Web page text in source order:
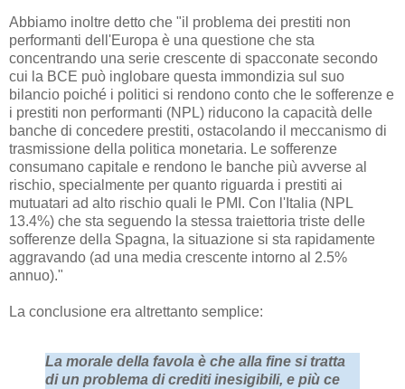
Abbiamo inoltre detto che "il problema dei prestiti non
performanti dell'Europa è una questione che sta
concentrando una serie crescente di spacconate secondo
cui la BCE può inglobare questa immondizia sul suo
bilancio poiché i politici si rendono conto che le sofferenze e
i prestiti non performanti (NPL) riducono la capacità delle
banche di concedere prestiti, ostacolando il meccanismo di
trasmissione della politica monetaria. Le sofferenze
consumano capitale e rendono le banche più avverse al
rischio, specialmente per quanto riguarda i prestiti ai
mutuatari ad alto rischio quali le PMI. Con l'Italia (NPL
13.4%) che sta seguendo la stessa traiettoria triste delle
sofferenze della Spagna, la situazione si sta rapidamente
aggravando (ad una media crescente intorno al 2.5%
annuo)."
La conclusione era altrettanto semplice:
La morale della favola è che alla fine si tratta
di un problema di crediti inesigibili, e più ce